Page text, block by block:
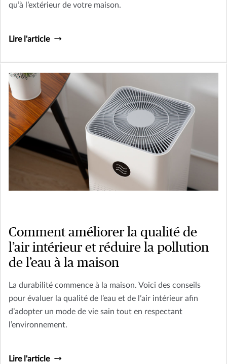
qu’à l’extérieur de votre maison.
Lire l'article
Comment améliorer la qualité de
l’air intérieur et réduire la pollution
de l’eau à la maison
La durabilité commence à la maison. Voici des conseils
pour évaluer la qualité de l’eau et de l’air intérieur afin
d’adopter un mode de vie sain tout en respectant
l’environnement.
Lire l'article